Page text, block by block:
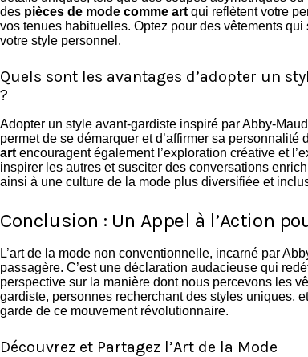
des pièces de mode comme art qui reflètent votre
vos tenues habituelles. Optez pour des vêtements
votre style personnel.
Quels sont les avantages d’adopter un
?
Adopter un style avant-gardiste inspiré par Abby-
permet de se démarquer et d’affirmer sa personnalité
art encouragent également l’exploration créative et
inspirer les autres et susciter des conversations
ainsi à une culture de la mode plus diversifiée et
Conclusion : Un Appel à l’Action
L’art de la mode non conventionnelle, incarné par
passagère. C’est une déclaration audacieuse qui
perspective sur la manière dont nous percevons les
gardiste, personnes recherchant des styles uniques,
garde de ce mouvement révolutionnaire.
Découvrez et Partagez l’Art de la Mode